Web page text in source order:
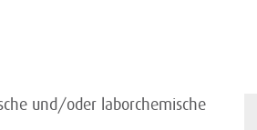
und/oder laborchemische